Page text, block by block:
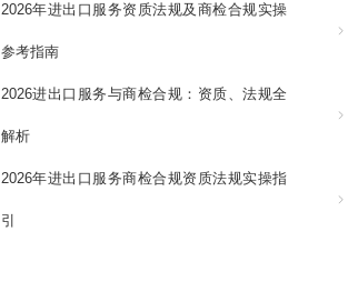
2026年进出口服务资质法规及商检合规实操
参考指南
2026进出口服务与商检合规：资质、法规全
解析
2026年进出口服务商检合规资质法规实操指
引